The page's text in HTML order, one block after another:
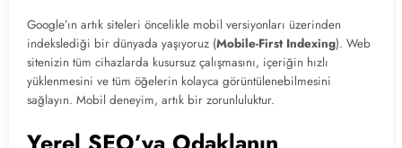
Google’ın artık siteleri öncelikle mobil versiyonları üzerinden
indekslediği bir dünyada yaşıyoruz (Mobile-First Indexing). Web
sitenizin tüm cihazlarda kusursuz çalışmasını, içeriğin hızlı
yüklenmesini ve tüm öğelerin kolayca görüntülenebilmesini
sağlayın. Mobil deneyim, artık bir zorunluluktur.